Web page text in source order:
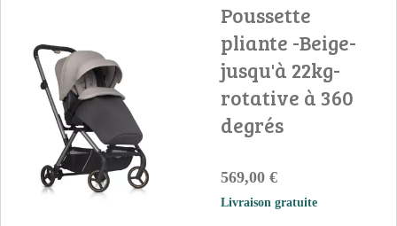
Poussette
pliante -Beige-
jusqu'à 22kg-
rotative à 360
degrés
569,00 €
Livraison gratuite